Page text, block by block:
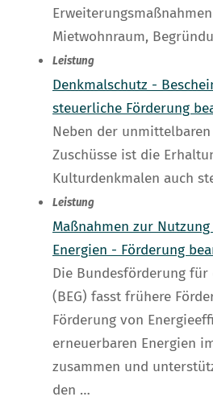
Mietwohnraum,
Leistung
Denkmalschutz -
steuerliche Förderung
Neben der
Zuschüsse ist die
Kulturdenkmalen auch
Leistung
Maßnahmen zur
Energien - Förderung
Die Bundesförderung für
(BEG) fasst frühere
Förderung von
erneuerbaren Energien
zusammen und
den …